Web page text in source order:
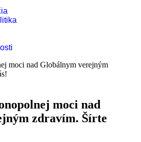
moci nad
zdravím. Šírte